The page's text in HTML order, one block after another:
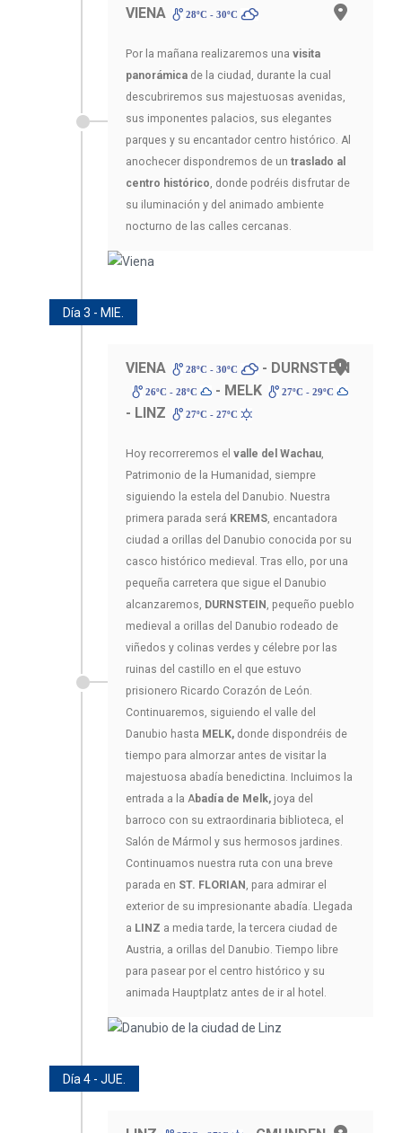
VIENA 28ºC - 30ºC
Por la mañana realizaremos una visita
panorámica de la ciudad, durante la cual
descubriremos sus majestuosas avenidas,
sus imponentes palacios, sus elegantes
parques y su encantador centro histórico. Al
anochecer dispondremos de un traslado al
centro histórico, donde podréis disfrutar de
su iluminación y del animado ambiente
nocturno de las calles cercanas.
Día 3 - MIE.
VIENA 28ºC - 30ºC - DURNSTEIN
26ºC - 28ºC - MELK 27ºC - 29ºC
- LINZ 27ºC - 27ºC
Hoy recorreremos el valle del Wachau,
Patrimonio de la Humanidad, siempre
siguiendo la estela del Danubio. Nuestra
primera parada será KREMS, encantadora
ciudad a orillas del Danubio conocida por su
casco histórico medieval. Tras ello, por una
pequeña carretera que sigue el Danubio
alcanzaremos, DURNSTEIN , pequeño pueblo
medieval a orillas del Danubio rodeado de
viñedos y colinas verdes y célebre por las
ruinas del castillo en el que estuvo
prisionero Ricardo Corazón de León.
Continuaremos, siguiendo el valle del
Danubio hasta MELK, donde dispondréis de
tiempo para almorzar antes de visitar la
majestuosa abadía benedictina. Incluimos la
entrada a la Abadía de Melk, joya del
barroco con su extraordinaria biblioteca, el
Salón de Mármol y sus hermosos jardines.
Continuamos nuestra ruta con una breve
parada en ST. FLORIAN , para admirar el
exterior de su impresionante abadía. Llegada
a LINZ a media tarde, la tercera ciudad de
Austria, a orillas del Danubio. Tiempo libre
para pasear por el centro histórico y su
animada Hauptplatz antes de ir al hotel.
Día 4 - JUE.